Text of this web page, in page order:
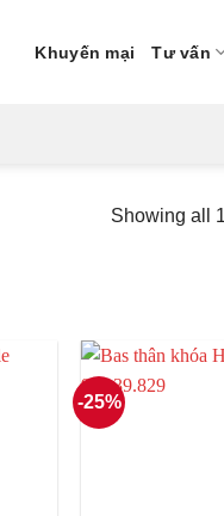
Khuyến mại Tư vấn
Showing all
-25%